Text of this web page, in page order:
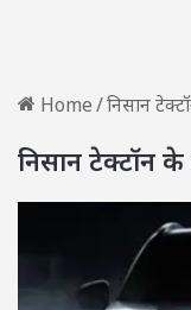
Home/निसान
निसान टेक्टॉन के